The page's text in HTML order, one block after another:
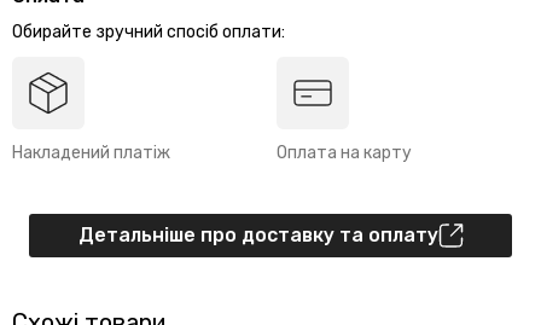
Обирайте зручний спосіб оплати:
Накладений платіж Оплата на карту
Детальніше про доставку та оплату